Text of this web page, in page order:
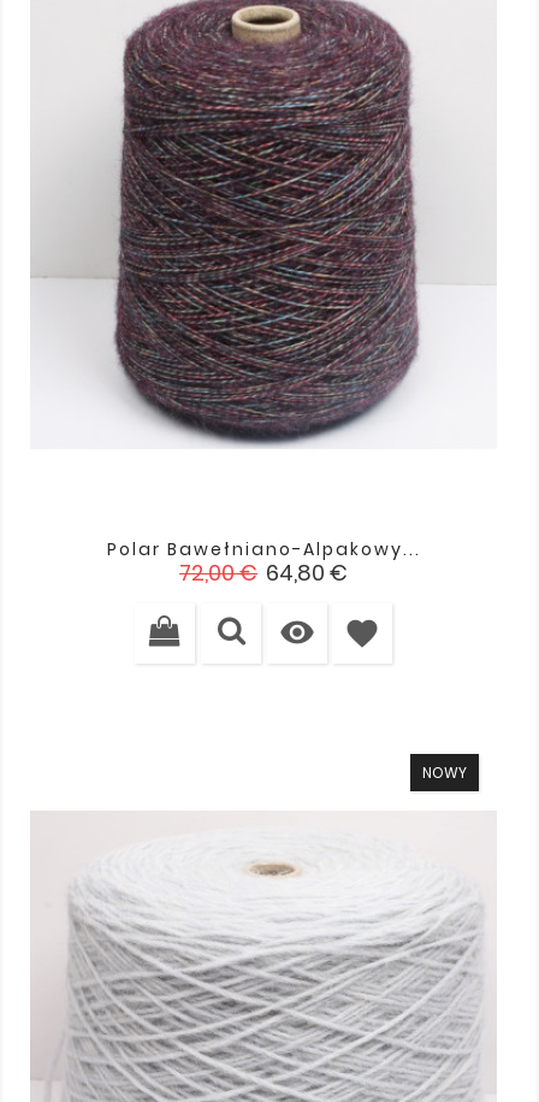
Polar Bawełniano-Alpakowy...
Cena
72,00 € Cena
64,80 €
 favorite
NOWY